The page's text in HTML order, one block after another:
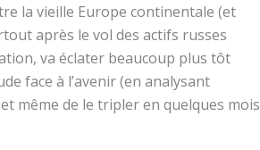
la vieille Europe continentale (et
après le vol des actifs russes
va éclater beaucoup plus tôt
face à l’avenir (en analysant
même de le tripler en quelques mois